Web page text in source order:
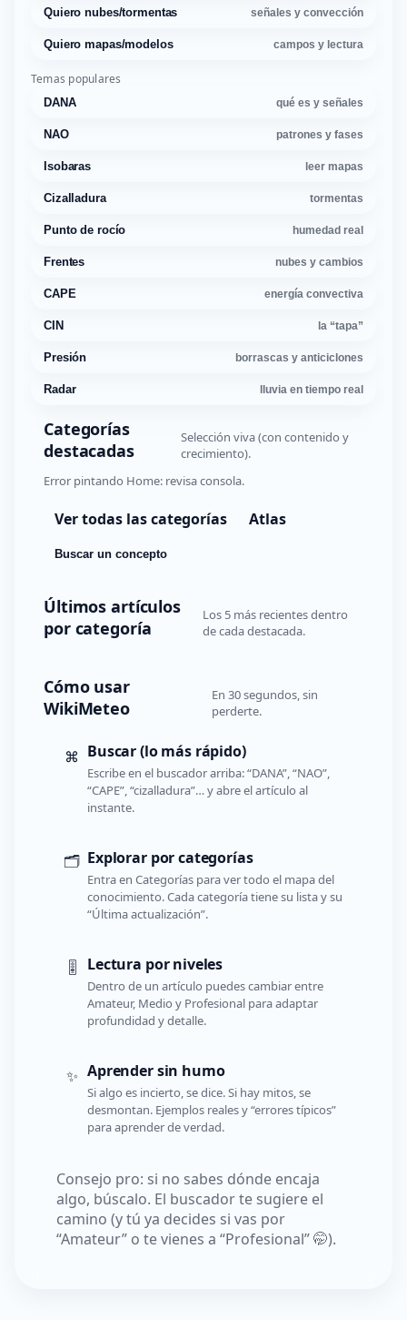
Quiero nubes/tormentas señales y convección
Quiero mapas/modelos campos y lectura
Temas populares
DANA qué es y señales
NAO patrones y fases
Isobaras leer mapas
Cizalladura tormentas
Punto de rocío humedad real
Frentes nubes y cambios
CAPE energía convectiva
CIN la “tapa”
Presión borrascas y anticiclones
Radar lluvia en tiempo real
Categorías
destacadas
Selección viva (con contenido y
crecimiento).
Error pintando Home: revisa consola.
Ver todas las categorías Atlas
Buscar un concepto
Últimos artículos
por categoría
Los 5 más recientes dentro
de cada destacada.
Cómo usar
WikiMeteo
En 30 segundos, sin
perderte.
⌘ Buscar (lo más rápido)
Escribe en el buscador arriba: “DANA”, “NAO”,
“CAPE”, “cizalladura”… y abre el artículo al
instante.
🗂️ Explorar por categorías
Entra en Categorías para ver todo el mapa del
conocimiento. Cada categoría tiene su lista y su
“Última actualización”.
🎚️ Lectura por niveles
Dentro de un artículo puedes cambiar entre
Amateur, Medio y Profesional para adaptar
profundidad y detalle.
✨ Aprender sin humo
Si algo es incierto, se dice. Si hay mitos, se
desmontan. Ejemplos reales y “errores típicos”
para aprender de verdad.
Consejo pro: si no sabes dónde encaja
algo, búscalo. El buscador te sugiere el
camino (y tú ya decides si vas por
“Amateur” o te vienes a “Profesional” 🤭).